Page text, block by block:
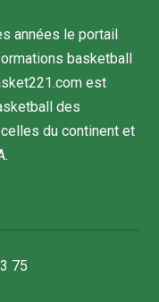
années le portail
basketball
est
des
du continent et
75